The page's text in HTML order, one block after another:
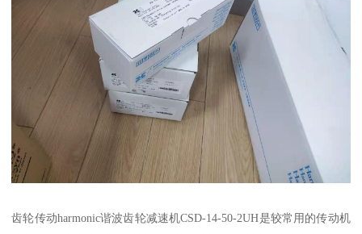
齿轮传动harmonic谐波齿轮减速机CSD-14-50-2UH是较常用的传动机